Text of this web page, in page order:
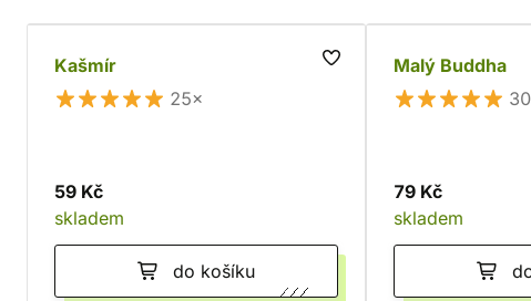
Kašmír
25×
59 Kč
skladem
do košíku
Malý Buddha
79 Kč
skladem